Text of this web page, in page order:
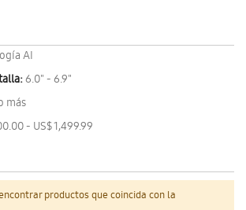
productos que coincida con la
AI
6.0" - 6.9"
más
- US$ 1,499.99